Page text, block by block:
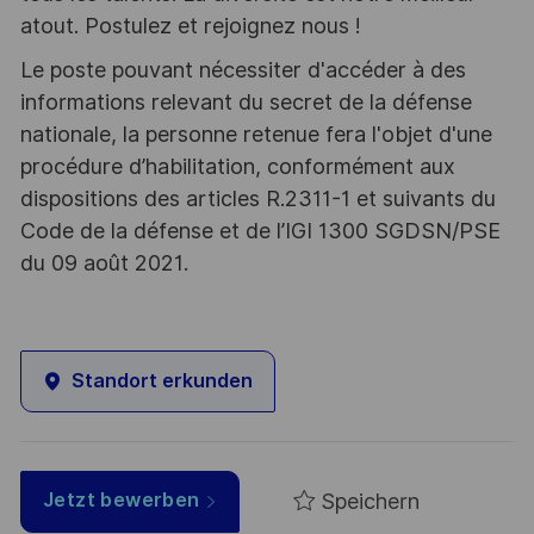
atout. Postulez et rejoignez nous !
Le poste pouvant nécessiter d'accéder à des
informations relevant du secret de la défense
nationale, la personne retenue fera l'objet d'une
procédure d’habilitation, conformément aux
dispositions des articles R.2311-1 et suivants du
Code de la défense et de l’IGI 1300 SGDSN/PSE
du 09 août 2021.
Standort erkunden
Jetzt bewerben Speichern